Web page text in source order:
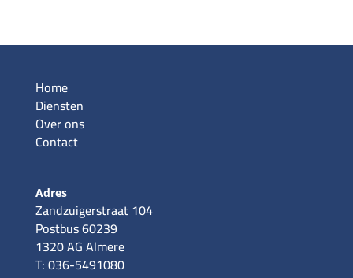
Home
Diensten
Over ons
Contact
Adres
Zandzuigerstraat 104
Postbus 60239
1320 AG Almere
T: 036-5491080